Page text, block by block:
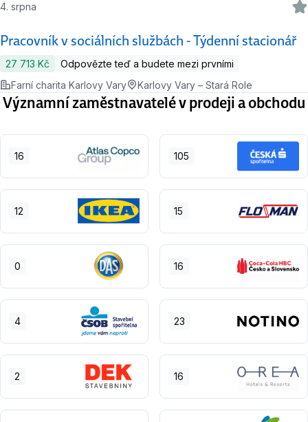
Pracovník v sociálních službách - Týdenní stacionář
4. srpna
27 713 Kč
Odpovězte teď a budete mezi prvními
Farní charita Karlovy Vary
Karlovy Vary – Stará Role
Významní zaměstnavatelé v prodeji a obchodu
16 105
12 15
0 16
4 23
2 16